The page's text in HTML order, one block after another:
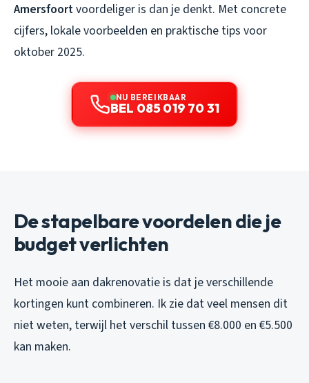
Amersfoortvoordeliger is dan je denkt. Met concrete
cijfers, lokale voorbeelden en praktische tips voor
oktober 2025.
NU BEREIKBAAR
BEL 085 019 70 31
De stapelbare voordelen die je
budget verlichten
Het mooie aan dakrenovatie is dat je verschillende
kortingen kunt combineren. Ik zie dat veel mensen dit
niet weten, terwijl het verschil tussen €8.000 en €5.500
kan maken.